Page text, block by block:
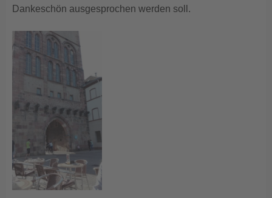
Dankeschön ausgesprochen werden soll.